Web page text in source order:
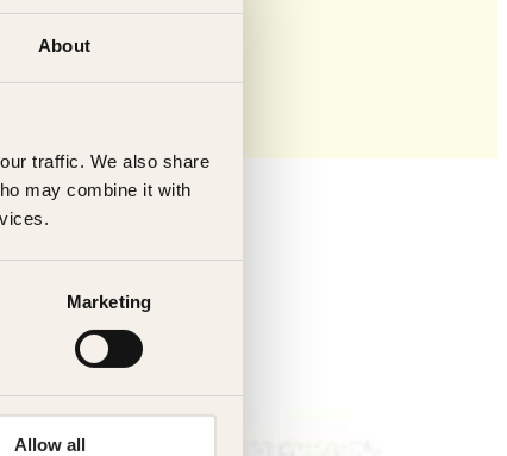
About
traffic. We also share
may combine it with
Marketing
Allow all